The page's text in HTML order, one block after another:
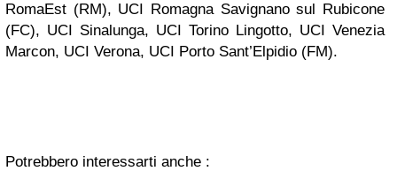
RomaEst (RM), UCI Romagna Savignano sul Rubicone
(FC), UCI Sinalunga, UCI Torino Lingotto, UCI Venezia
Marcon, UCI Verona, UCI Porto Sant’Elpidio (FM).
Potrebbero interessarti anche :